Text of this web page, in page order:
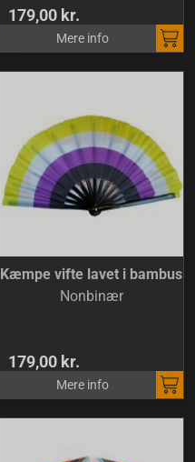
179,00 kr.
Mere info
Kæmpe vifte lavet i bambus
Nonbinær
179,00 kr.
Mere info